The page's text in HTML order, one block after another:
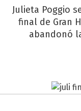
Julieta Poggio
final de Gran
abandonó